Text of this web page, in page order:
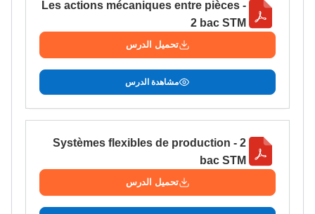
ما يزيد عن 149 مهنة
دليل التوجيه
التوجيه بالثانوي و الإعدادي
Les actions mécaniques entre pièces -
2 bac STM
تحميل الدرس
مشاهدة الدرس
Systèmes flexibles de production - 2
bac STM
تحميل الدرس